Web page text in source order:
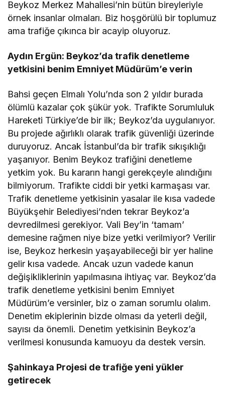
Beykoz Merkez Mahallesi’nin bütün bireyleriyle
örnek insanlar olmaları. Biz hoşgörülü bir toplumuz
ama trafiğe çıkınca bir acayip oluyoruz.
Aydın Ergün: Beykoz’da trafik denetleme
yetkisini benim Emniyet Müdürüm’e verin
Bahsi geçen Elmalı Yolu’nda son 2 yıldır burada
ölümlü kazalar çok şükür yok. Trafikte Sorumluluk
Hareketi Türkiye’de bir ilk; Beykoz’da uygulanıyor.
Bu projede ağırlıklı olarak trafik güvenliği üzerinde
duruyoruz. Ancak İstanbul’da bir trafik sıkışıklığı
yaşanıyor. Benim Beykoz trafiğini denetleme
yetkim yok. Bu kararın hangi gerekçeyle alındığını
bilmiyorum. Trafikte ciddi bir yetki karmaşası var.
Trafik denetleme yetkisinin yasalar ile kısa vadede
Büyükşehir Belediyesi’nden tekrar Beykoz’a
devredilmesi gerekiyor. Vali Bey’in ‘tamam’
demesine rağmen niye bize yetki verilmiyor? Verilir
ise, Beykoz herkesin yaşayabileceği bir yer haline
gelir kısa vadede. Ancak uzun vadede kanun
değişikliklerinin yapılmasına ihtiyaç var. Beykoz’da
trafik denetleme yetkisini benim Emniyet
Müdürüm’e versinler, biz o zaman sorumlu olalım.
Denetim ekiplerinin bizde olması da yeterli değil,
sayısı da önemli. Denetim yetkisinin Beykoz’a
verilmesi konusunda kamuoyu da destek versin.
Şahinkaya Projesi de trafiğe yeni yükler
getirecek